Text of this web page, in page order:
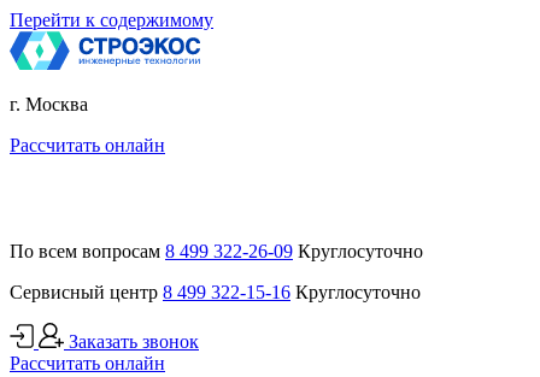
Перейти к содержимому
г. Москва
Рассчитать онлайн
По всем вопросам 8 499 322-26-09 Круглосуточно
Сервисный центр 8 499 322-15-16 Круглосуточно
Заказать звонок
Рассчитать онлайн